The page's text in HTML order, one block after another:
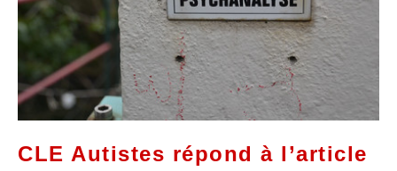
CLE Autistes répond à l’article